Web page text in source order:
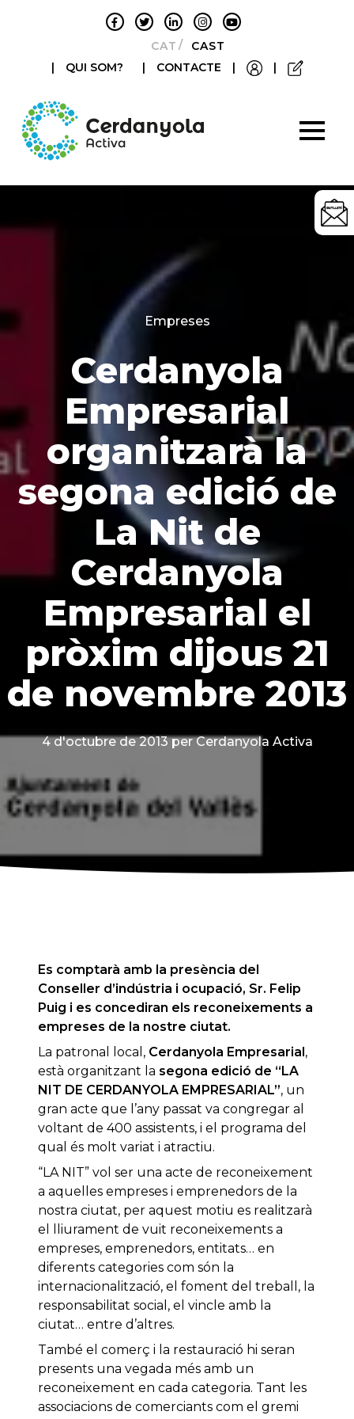
CATALÀCASTELLANO
|
QUI SOM? | CONTACTE | |
Categories
Empreses
Cerdanyola
Empresarial
organitzarà la
segona edició de
La Nit de
Cerdanyola
Empresarial el
pròxim dijous 21
de novembre 2013
4 d'octubre de 2013 per Cerdanyola Activa
Es comptarà amb la presència del
Conseller d’indústria i ocupació, Sr. Felip
Puig i es concediran els reconeixements a
empreses de la nostre ciutat.
La patronal local, Cerdanyola Empresarial,
està organitzant la segona edició de “LA
NIT DE CERDANYOLA EMPRESARIAL”, un
gran acte que l’any passat va congregar al
voltant de 400 assistents, i el programa del
qual és molt variat i atractiu.
“LA NIT” vol ser una acte de reconeixement
a aquelles empreses i emprenedors de la
nostra ciutat, per aquest motiu es realitzarà
el lliurament de vuit reconeixements a
empreses, emprenedors, entitats… en
diferents categories com són la
internacionalització, el foment del treball, la
responsabilitat social, el vincle amb la
ciutat… entre d’altres.
També el comerç i la restauració hi seran
presents una vegada més amb un
reconeixement en cada categoria. Tant les
associacions de comerciants com el gremi